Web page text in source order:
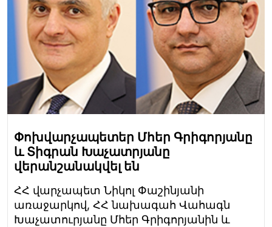
Փոխվարչապետեր Մհեր Գրիգորյանը
և Տիգրան Խաչատրյանը
վերանշանակվել են
ՀՀ վարչապետ Նիկոլ Փաշինյանի
առաջարկով, ՀՀ նախագահ Վահագն
Խաչատուրյանը Մհեր Գրիգորյանին և